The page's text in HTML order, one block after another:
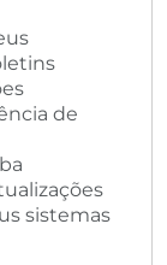
de
sistemas